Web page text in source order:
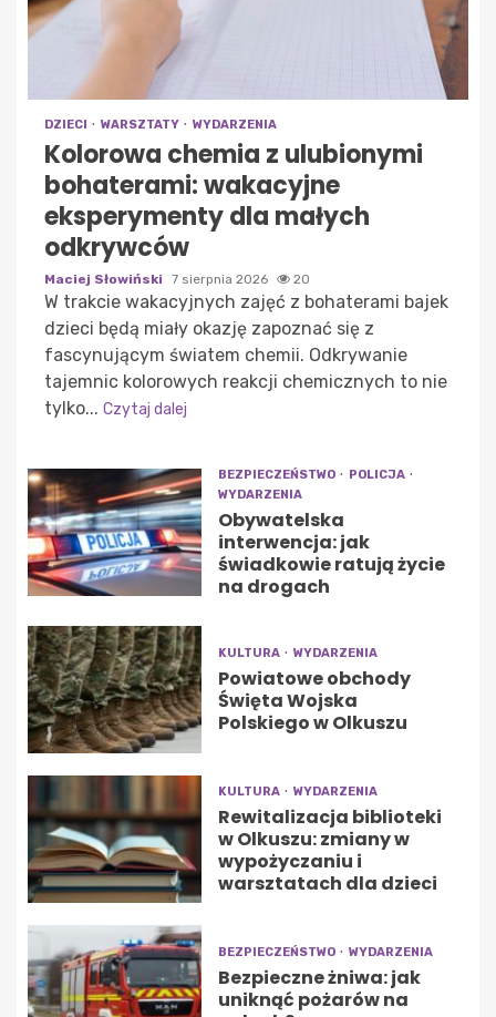
DZIECI WARSZTATY WYDARZENIA
Kolorowa chemia z ulubionymi
bohaterami: wakacyjne
eksperymenty dla małych
odkrywców
Maciej Słowiński 7 sierpnia 2026 20
W trakcie wakacyjnych zajęć z bohaterami bajek
dzieci będą miały okazję zapoznać się z
fascynującym światem chemii. Odkrywanie
tajemnic kolorowych reakcji chemicznych to nie
tylko... Czytaj dalej
BEZPIECZEŃSTWO
POLICJA
WYDARZENIA
Obywatelska
interwencja: jak
świadkowie ratują życie
na drogach
KULTURA WYDARZENIA
Powiatowe obchody
Święta Wojska
Polskiego w Olkuszu
KULTURA WYDARZENIA
Rewitalizacja biblioteki
w Olkuszu: zmiany w
wypożyczaniu i
warsztatach dla dzieci
BEZPIECZEŃSTWO WYDARZENIA
Bezpieczne żniwa: jak
uniknąć pożarów na